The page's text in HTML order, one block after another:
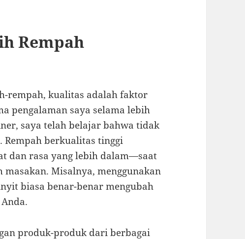
Rempah
rempah, kualitas adalah faktor
pengalaman saya selama lebih
saya telah belajar bahwa tidak
Rempah berkualitas tinggi
dan rasa yang lebih dalam—saat
Misalnya, menggunakan
biasa benar-benar mengubah
produk-produk dari berbagai